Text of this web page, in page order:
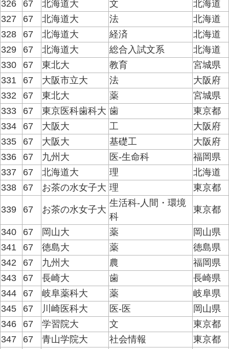
326
67 北海道大 文
北海道
327
67 北海道大 法
北海道
328
67 北海道大 経済
北海道
329
67 北海道大 総合入試文系
北海道
330
67 東北大 教育
宮城県
331
67 大阪市立大 法
大阪府
332
67 東北大 薬
宮城県
333
67 東京医科歯科大 歯
東京都
334
67 大阪大 工
大阪府
335
67 大阪大 基礎工
大阪府
336
67 九州大 医-生命科
福岡県
337
67 北海道大 理
北海道
338
67 お茶の水女子大 理 東京都
339 67 お茶の水女子大
生活科-人間・環境
科
東京都
340 67 岡山大 薬
岡山県
341
67 徳島大 薬
徳島県
342
67 九州大 農
福岡県
343
67 長崎大 歯
長崎県
344
67 岐阜薬科大 薬
岐阜県
345
67 川崎医科大 医-医
岡山県
346
67 学習院大 文
東京都
347
67 青山学院大 社会情報
東京都